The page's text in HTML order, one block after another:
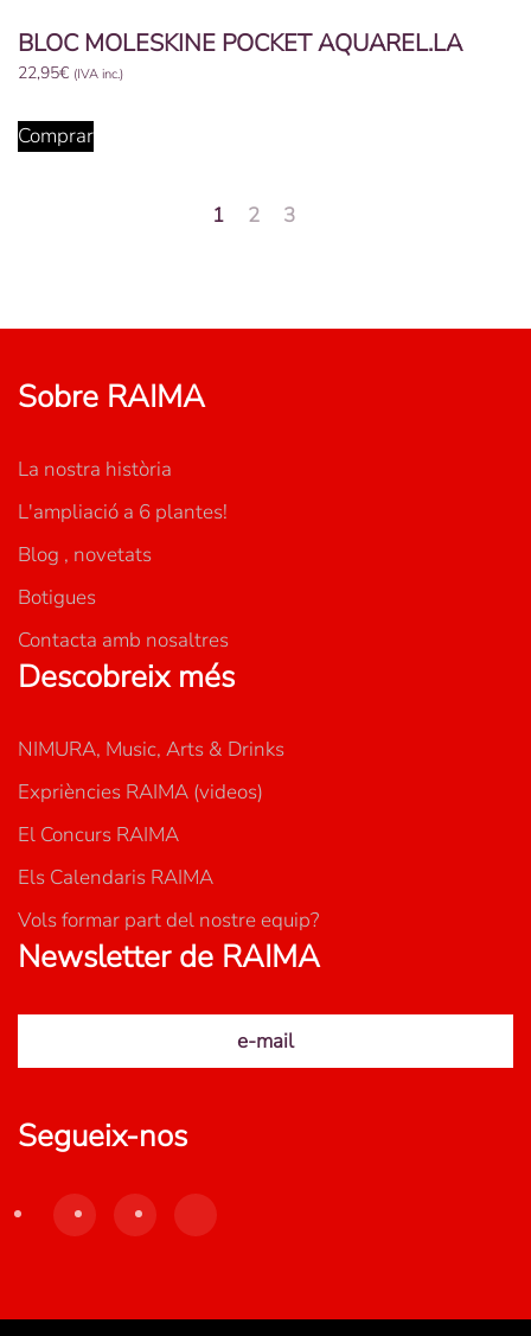
BLOC MOLESKINE POCKET AQUAREL.LA
22,95€ (IVA inc.)
Comprar
1 2 3
Sobre RAIMA
La nostra història
L'ampliació a 6 plantes!
Blog , novetats
Botigues
Contacta amb nosaltres
Descobreix més
NIMURA, Music, Arts & Drinks
Expriències RAIMA (videos)
El Concurs RAIMA
Els Calendaris RAIMA
Vols formar part del nostre equip?
Newsletter de RAIMA
e-mail
Segueix-nos